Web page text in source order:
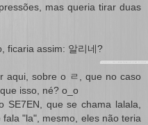
mas queria tirar duas
ficaria assim: 알리네?
aqui, sobre o ㄹ, que no caso
isso, né? o_o
SE7EN, que se chama lalala,
"la", mesmo, eles não teria